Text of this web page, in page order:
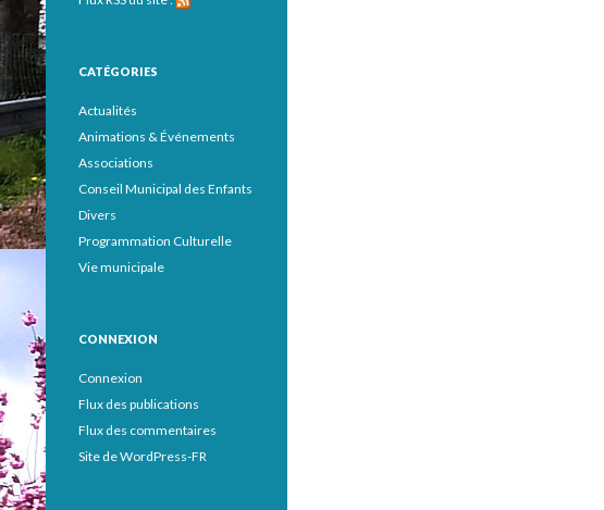
CATÉGORIES
Actualités
Animations & Événements
Associations
Conseil Municipal des Enfants
Divers
Programmation Culturelle
Vie municipale
CONNEXION
Connexion
Flux des publications
Flux des commentaires
Site de WordPress-FR